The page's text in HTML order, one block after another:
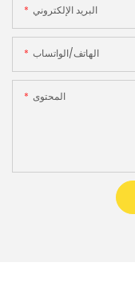
البريد الإلكتروني
الهاتف/الواتساب
المحتوى